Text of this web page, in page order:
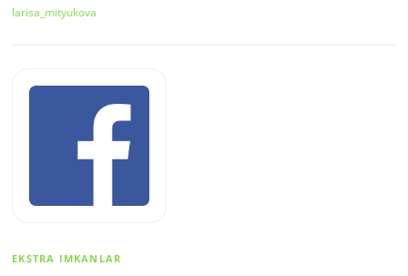
larisa_mityukova
EKSTRA IMKANLAR